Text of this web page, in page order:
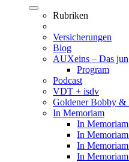
Rubriken
Versicherungen
Blog
AUXeins – Das
Program
Podcast
VDT + isdv
Goldener Bobby &
In Memoriam
In
In
In
In